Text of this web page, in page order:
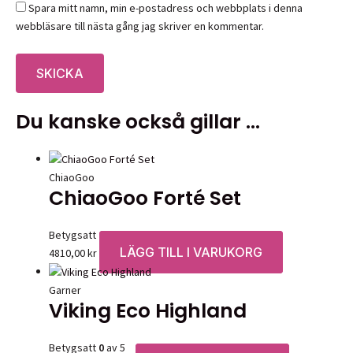
Spara mitt namn, min e-postadress och webbplats i denna
webbläsare till nästa gång jag skriver en kommentar.
Du kanske också gillar …
ChiaoGoo
ChiaoGoo Forté Set
Betygsatt 0av 5
4810,00kr LÄGG TILL I VARUKORG
Garner
Viking Eco Highland
Betygsatt 0av 5